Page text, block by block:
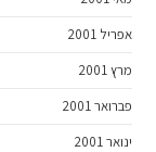
אפריל 2001
מרץ 2001
פברואר 2001
ינואר 2001